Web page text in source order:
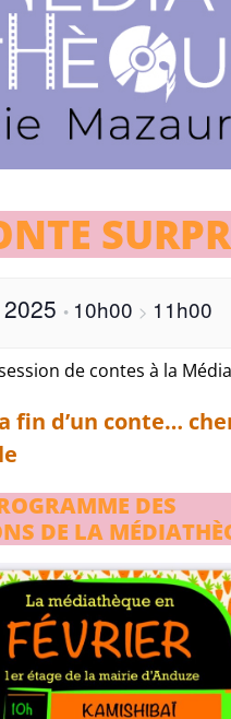
• 10h00 > 11h00
de contes à la
fin d’un conte…
DES
DE LA